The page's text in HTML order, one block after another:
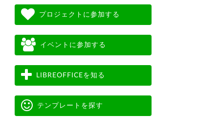
プロジェクトに参加する
イベントに参加する
LIBREOFFICEを知る
テンプレートを探す